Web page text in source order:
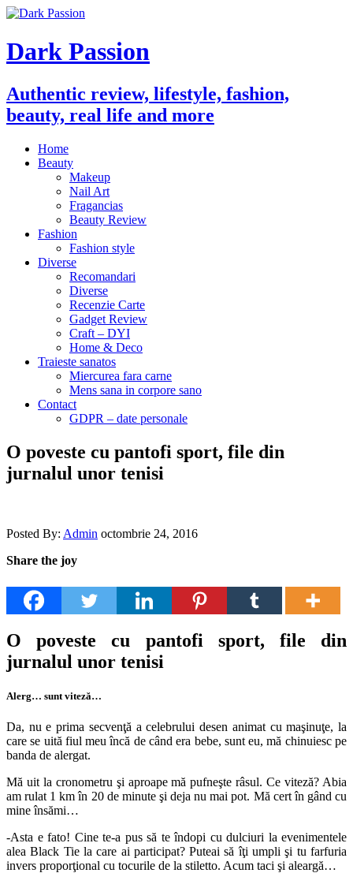
Dark Passion
Authentic review, lifestyle, fashion,
beauty, real life and more
Home
Beauty
Makeup
Nail Art
Fragancias
Beauty Review
Fashion
Fashion style
Diverse
Recomandari
Diverse
Recenzie Carte
Gadget Review
Craft – DYI
Home & Deco
Traieste sanatos
Miercurea fara carne
Mens sana in corpore sano
Contact
GDPR – date personale
O poveste cu pantofi sport, file din
jurnalul unor tenisi
Posted By: Admin octombrie 24, 2016
Share the joy
O poveste cu pantofi sport, file din
jurnalul unor tenisi
Alerg… sunt viteză…
Da, nu e prima secvenţă a celebrului desen animat cu maşinuţe, la
care se uită fiul meu încă de când era bebe, sunt eu, mă chinuiesc pe
banda de alergat.
Mă uit la cronometru şi aproape mă pufneşte râsul. Ce viteză? Abia
am rulat 1 km în 20 de minute şi deja nu mai pot. Mă cert în gând cu
mine însămi…
-Asta e fato! Cine te-a pus să te îndopi cu dulciuri la evenimentele
alea Black Tie la care ai participat? Puteai să îţi umpli şi tu farfuria
invers proporţional cu tocurile de la stiletto. Acum taci şi aleargă…